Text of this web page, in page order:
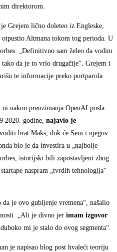
direktorom.
Grejem lično doleteo iz Engleske,
Altmana tokom tog perioda. U
„Definitivno sam želeo da vodim
da je to vrlo drugačije“. Grejem i
te informacije preko portparola
nakon preuzimanja OpenAI posla.
2020. godine, najavio je
brat Maks, dok će Sem i njegov
bio je da investira u „najbolje
istorijski bili zapostavljeni zbog
naspram „tvrdih tehnologija“
je ovo gubljenje vremena“, našalio
„Ali je divno jer imam izgovor
mi je stalo do ovog segmenta“.
je napisao blog post hvaleći teoriju